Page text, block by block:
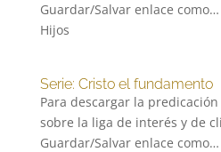
Guardar/Salvar enlace
Hijos
Serie: Cristo el fundamento
Para descargar la
sobre la liga de interés y de
Guardar/Salvar enlace